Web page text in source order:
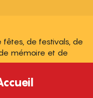
fêtes, de festivals, de
mémoire et de